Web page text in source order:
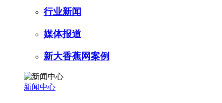
行业新闻
媒体报道
新大香蕉网案例
新闻中心